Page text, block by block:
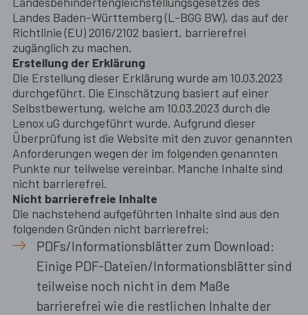
Landes Baden-Württemberg (L-BGG BW), das auf der
Richtlinie (EU) 2016/2102 basiert, barrierefrei
zugänglich zu machen.
Erstellung der Erklärung
Die Erstellung dieser Erklärung wurde am 10.03.2023
durchgeführt. Die Einschätzung basiert auf einer
Selbstbewertung, welche am 10.03.2023 durch die
Lenox uG durchgeführt wurde. Aufgrund dieser
Überprüfung ist die Website mit den zuvor genannten
Anforderungen wegen der im folgenden genannten
Punkte nur teilweise vereinbar. Manche Inhalte sind
nicht barrierefrei.
Nicht barrierefreie Inhalte
Die nachstehend aufgeführten Inhalte sind aus den
folgenden Gründen nicht barrierefrei:
PDFs/Informationsblätter zum Download:
Einige PDF-Dateien/Informationsblätter sind
teilweise noch nicht in dem Maße
barrierefrei wie die restlichen Inhalte der